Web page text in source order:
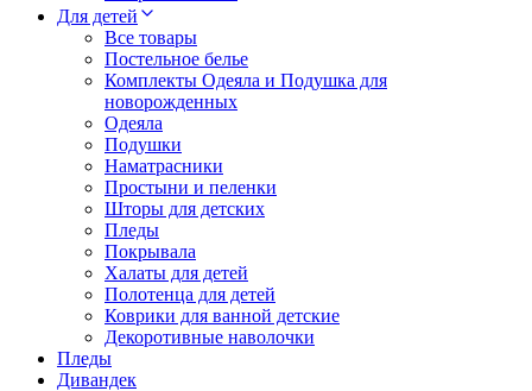
Для детей
Все товары
Постельное белье
Комплекты Одеяла и Подушка для
новорожденных
Одеяла
Подушки
Наматрасники
Простыни и пеленки
Шторы для детских
Пледы
Покрывала
Халаты для детей
Полотенца для детей
Коврики для ванной детские
Декоротивные наволочки
Пледы
Дивандек